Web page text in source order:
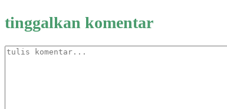
tinggalkan komentar